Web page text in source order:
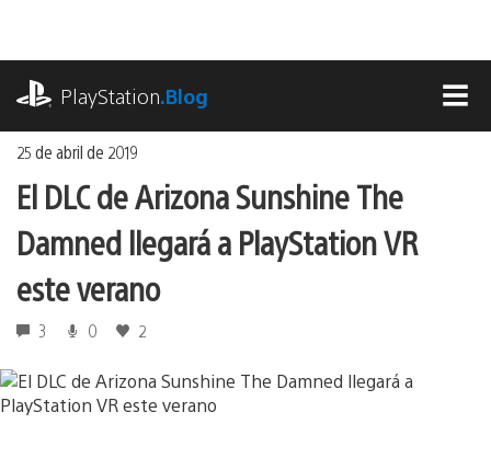
contenido
PlayStation.Blog
25 de abril de 2019
El DLC de Arizona Sunshine The
Damned llegará a PlayStation VR
este verano
3 0 2